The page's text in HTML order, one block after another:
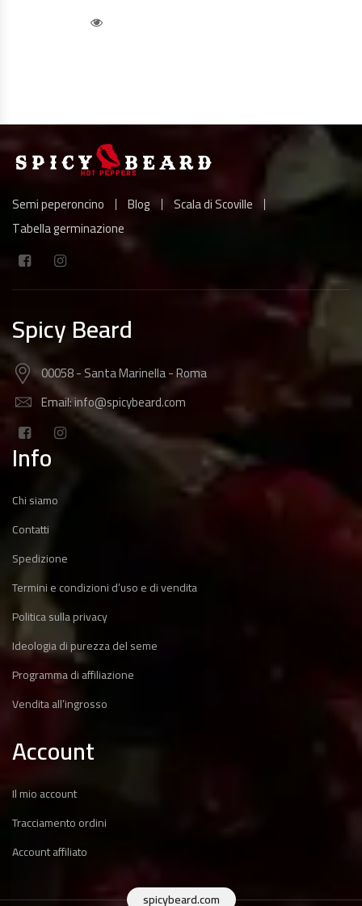
Semi peperoncino Blog
Scala di Scoville
Tabella germinazione
Spicy Beard
00058 - Santa Marinella - Roma
Email: info@spicybeard.com
Info
Chi siamo
Contatti
Spedizione
Termini e condizioni d’uso e di vendita
Politica sulla privacy
Ideologia di purezza del seme
Programma di affiliazione
Vendita all’ingrosso
Account
Il mio account
Tracciamento ordini
Account affiliato
spicybeard.com